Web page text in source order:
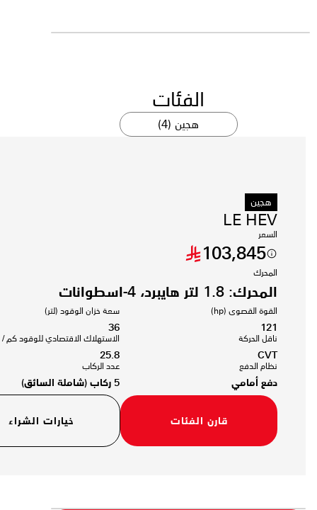
الفئات
هجين (4)
هجين
LE HEV
السعر
103,845
المحرك
المحرك: 1.8 لتر هايبرد، 4-اسطوانات
القوة القصوى (hp)
121
ناقل الحركة
CVT
نظام الدفع
دفع أمامي
سعة خزان الوقود (لتر)
36
الاستهلاك الاقتصادي للوقود كم /
25.8
عدد الركاب
5 ركاب (شاملة السائق)
قارن الفئات خيارات الشراء